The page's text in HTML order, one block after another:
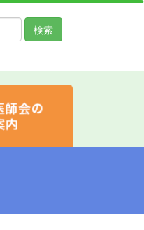
検索